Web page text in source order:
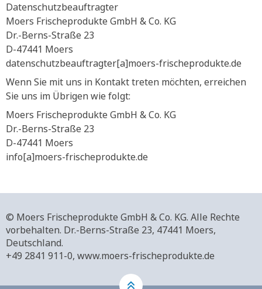
Datenschutzbeauftragter
Moers Frischeprodukte GmbH & Co. KG
Dr.-Berns-Straße 23
D-47441 Moers
datenschutzbeauftragter[a]moers-frischeprodukte.de
Wenn Sie mit uns in Kontakt treten möchten, erreichen
Sie uns im Übrigen wie folgt:
Moers Frischeprodukte GmbH & Co. KG
Dr.-Berns-Straße 23
D-47441 Moers
info[a]moers-frischeprodukte.de
© Moers Frischeprodukte GmbH & Co. KG. Alle Rechte
vorbehalten. Dr.-Berns-Straße 23, 47441 Moers,
Deutschland.
+49 2841 911-0, www.moers-frischeprodukte.de